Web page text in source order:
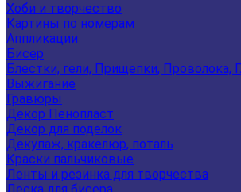
Хоби и творчество
Картины по номерам
Аппликации
Бисер
Блестки, гели, Прищепки, Проволока,
Выжигание
Гравюры
Декор Пенопласт
Декор для поделок
Декупаж, кракелюр, поталь
Краски пальчиковые
Ленты и резинка для творчества